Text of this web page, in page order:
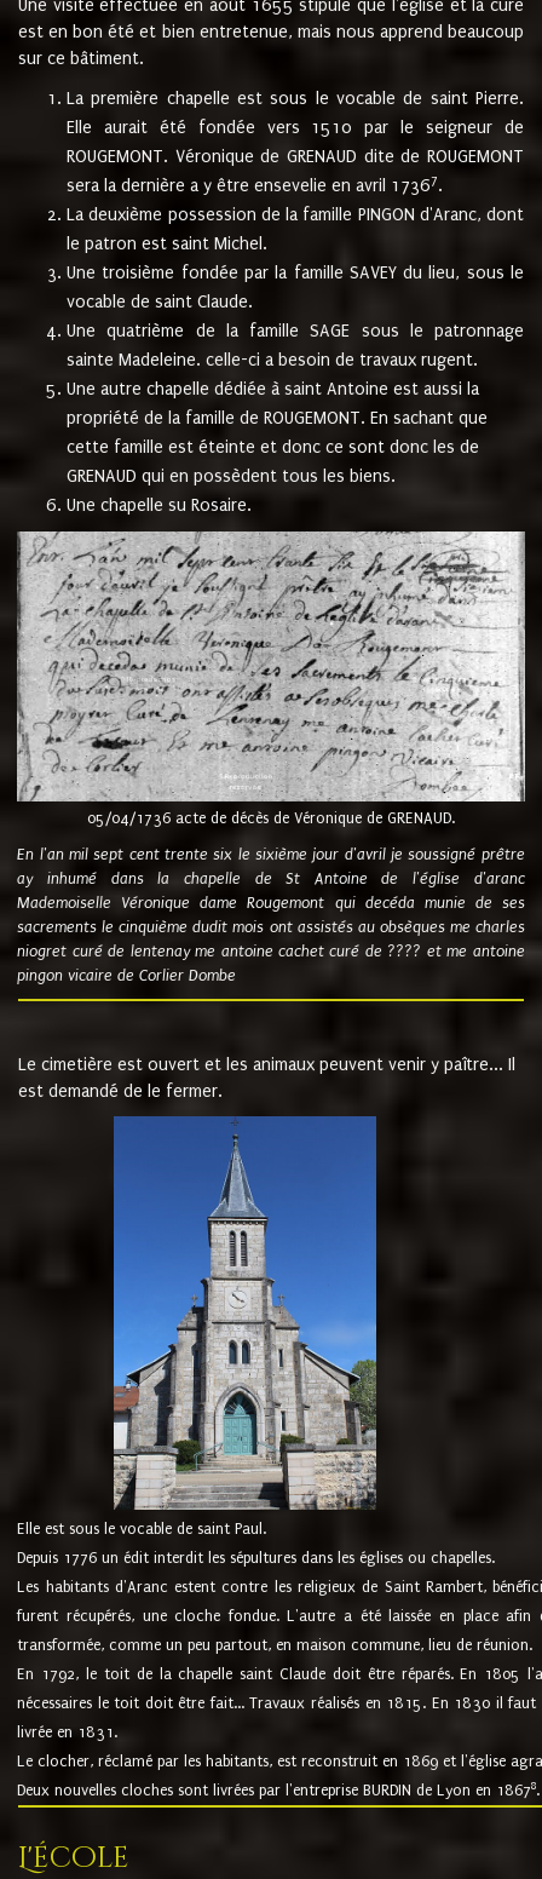
Une visite effectuée en août 1655 stipule que l'église et la cure
est en bon été et bien entretenue, mais nous apprend beaucoup
sur ce bâtiment.
La première chapelle est sous le vocable de saint Pierre.
Elle aurait été fondée vers 1510 par le seigneur de
ROUGEMONT. Véronique de GRENAUD dite de ROUGEMONT
sera la dernière a y être ensevelie en avril 17367.
La deuxième possession de la famille PINGON d'Aranc, dont
le patron est saint Michel.
Une troisième fondée par la famille SAVEY du lieu, sous le
vocable de saint Claude.
Une quatrième de la famille SAGE sous le patronnage
sainte Madeleine. celle-ci a besoin de travaux rugent.
Une autre chapelle dédiée à saint Antoine est aussi la
propriété de la famille de ROUGEMONT. En sachant que
cette famille est éteinte et donc ce sont donc les de
GRENAUD qui en possèdent tous les biens.
Une chapelle su Rosaire.
05/04/1736 acte de décès de Véronique de GRENAUD.
En l'an mil sept cent trente six le sixième jour d'avril je soussigné prêtre
ay inhumé dans la chapelle de St Antoine de l'église d'aranc
Mademoiselle Véronique dame Rougemont qui decéda munie de ses
sacrements le cinquième dudit mois ont assistés au obsèques me charles
niogret curé de lentenay me antoine cachet curé de ???? et me antoine
pingon vicaire de Corlier Dombe
Le cimetière est ouvert et les animaux peuvent venir y paître... Il
est demandé de le fermer.
Elle est sous le vocable de saint Paul.
Depuis 1776 un édit interdit les sépultures dans les églises ou chapelles.
Les habitants d'Aranc estent contre les religieux de Saint Rambert,
furent récupérés, une cloche fondue. L'autre a été laissée en place
transformée, comme un peu partout, en maison commune, lieu de réunion.
En 1792, le toit de la chapelle saint Claude doit être réparés. En 1805
nécessaires le toit doit être fait... Travaux réalisés en 1815. En 1830 il
livrée en 1831.
Le clocher, réclamé par les habitants, est reconstruit en 1869 et l'église
Deux nouvelles cloches sont livrées par l'entreprise BURDIN de Lyon en 18678.
L'école